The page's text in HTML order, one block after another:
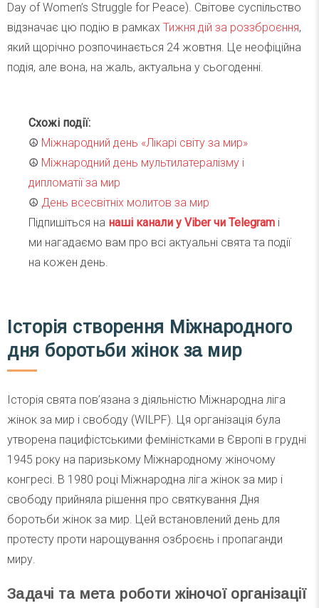
Day of Women’s Struggle for Peace). Світове суспільство
відзначає цю подію в рамках Тижня дій за роззброєння,
який щорічно розпочинається 24 жовтня. Це неофіційна
подія, але вона, на жаль, актуальна у сьогоденні.
Схожі події:
☮️ Міжнародний день «Лікарі світу за мир»
☮️ Міжнародний день мультилатералізму і
дипломатії за мир
☮️ День всесвітніх молитов за мир
Підпишіться на наші канали у Viber чи Telegram і
ми нагадаємо вам про всі актуальні свята та події
на кожен день.
Історія створення Міжнародного
дня боротьби жінок за мир
Історія свята пов’язана з діяльністю Міжнародна ліга
жінок за мир і свободу (WILPF). Ця організація була
утворена пацифістськими феміністками в Європі в грудні
1945 року на паризькому Міжнародному жіночому
конгресі. В 1980 році Міжнародна ліга жінок за мир і
свободу прийняла рішення про святкування Дня
боротьби жінок за мир. Цей встановлений день для
протесту проти нарощування озброєнь і пропаганди
миру.
Задачі та мета роботи жіночої організації